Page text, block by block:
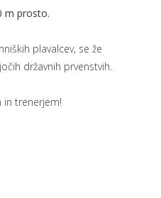
m prosto.
plavalcev, se že
državnih prvenstvih.
in trenerjem!